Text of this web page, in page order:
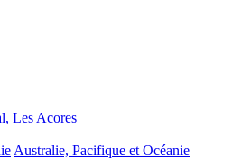
Les Acores
Australie, Pacifique et Océanie